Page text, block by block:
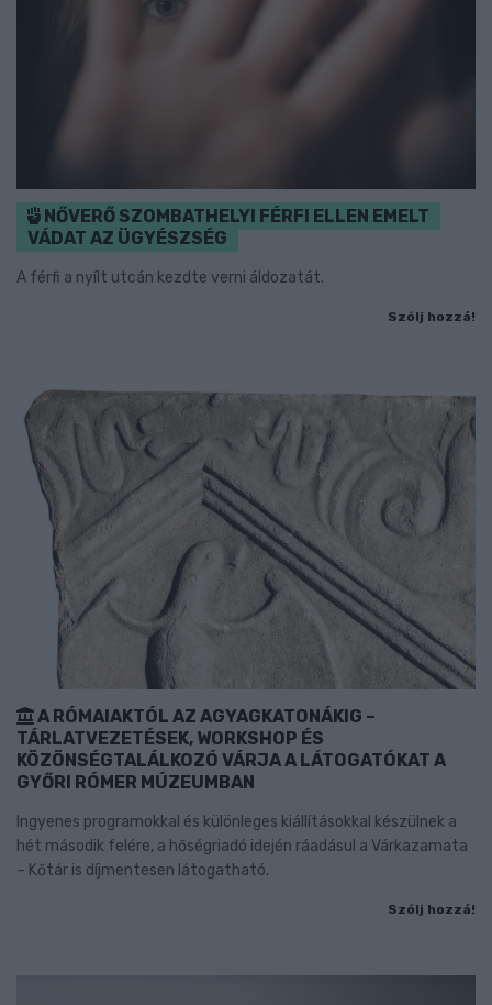
NŐVERŐ SZOMBATHELYI FÉRFI ELLEN EMELT
VÁDAT AZ ÜGYÉSZSÉG
A férfi a nyílt utcán kezdte verni áldozatát.
Szólj hozzá!
A RÓMAIAKTÓL AZ AGYAGKATONÁKIG –
TÁRLATVEZETÉSEK, WORKSHOP ÉS
KÖZÖNSÉGTALÁLKOZÓ VÁRJA A LÁTOGATÓKAT A
GYŐRI RÓMER MÚZEUMBAN
Ingyenes programokkal és különleges kiállításokkal készülnek a
hét második felére, a hőségriadó idején ráadásul a Várkazamata
– Kőtár is díjmentesen látogatható.
Szólj hozzá!